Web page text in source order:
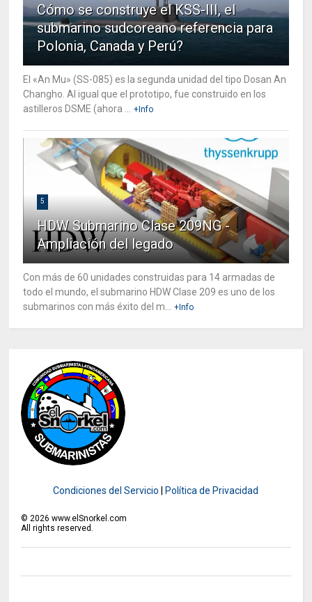
Cómo se construye el KSS-III, el
submarino sudcoreano referencia para
Polonia, Canada y Perú?
El «An Mu» (SS-085) es la segunda unidad del tipo Dosan An
Changho. Al igual que el prototipo, fue construido en los
astilleros DSME (ahora ...
+Info
5
HDW Submarino Clase 209NG -
Ampliación del legado
Con más de 60 unidades construidas para 14 armadas de
todo el mundo, el submarino HDW Clase 209 es uno de los
submarinos con más éxito del m...
+Info
Condiciones del Servicio Política de Privacidad
© 2026 www.elSnorkel.com
All rights reserved.